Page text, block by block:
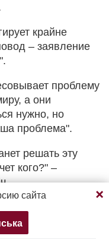
крайне
– заявление
проблему
а они
нужно, но
проблема".
решать эту
кого?" –
с нашей
сайта